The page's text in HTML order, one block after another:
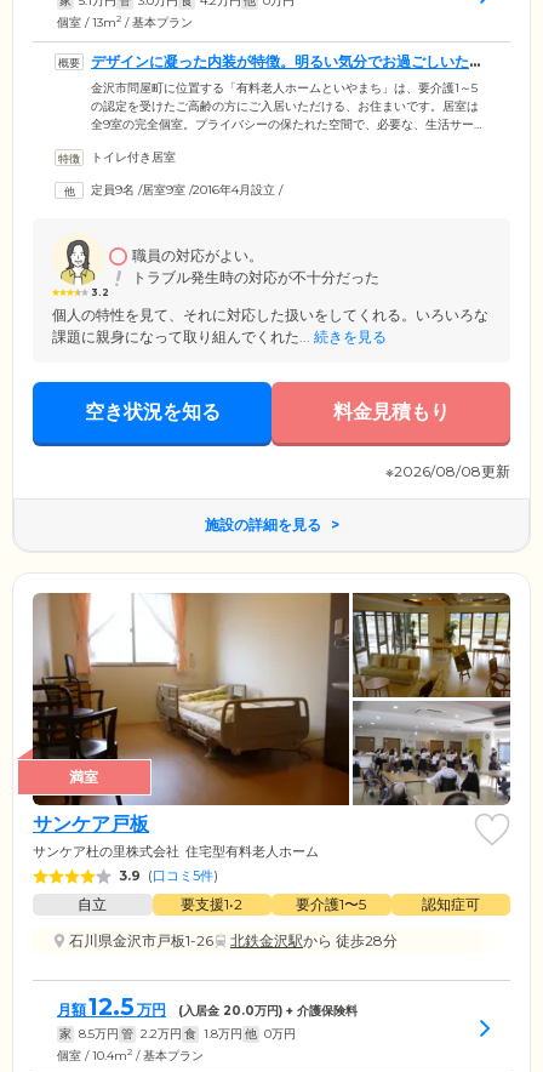
個室 / 13m2 / 基本プラン
デザインに凝った内装が特徴。明るい気分でお過ごしいただ
けます
金沢市問屋町に位置する「有料老人ホームといやまち」は、要介護1～5
の認定を受けたご高齢の方にご入居いただける、お住まいです。居室は
全9室の完全個室。プライバシーの保たれた空間で、必要な、生活サービ
ントとして、ターコイズブルーやライトグリーンといった鮮やかな色を
中で、おくつろぎいただけます。また、リビングには、大きなカウンタ
トイレ付き居室
定員9名 /居室9室 /2016年4月設立 /
3.2
職員の対応がよい。
トラブル発生時の対応が不十分だった
個人の特性を見て、それに対応した扱いをしてくれる。いろいろな
課題に親身になって取り組んでくれた... 続きを見る
空き状況を知る 料金見積もり
※2026/08/08更新
施設の詳細を見る
満室
サンケア戸板
サンケア杜の里株式会社 住宅型有料老人ホーム
3.9 (口コミ5件)
自立 要支援1•2 要介護1〜5
認知症可
石川県金沢市戸板1-26
北鉄金沢駅から 徒歩28分
月額12.5 万円 (入居金 20.0万円) + 介護保険料
家 8.5万円 管 2.2万円 食 1.8万円 他 0万円
個室 / 10.4m2 / 基本プラン